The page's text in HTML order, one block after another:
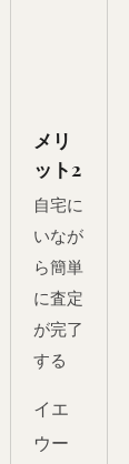
メリ
ット2
自宅に
いなが
ら簡単
に査定
が完了
する
イエ
ウー